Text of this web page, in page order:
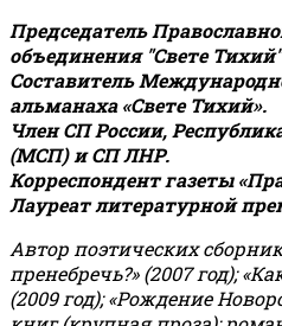
Председатель
объединения "Свете
Составитель
альманаха «Свете Тихий».
Член СП России,
(МСП) и СП ЛНР.
Корреспондент газеты
Лауреат литературной
Автор поэтических
пренебречь?» (2007 год);
(2009 год); «Рождение